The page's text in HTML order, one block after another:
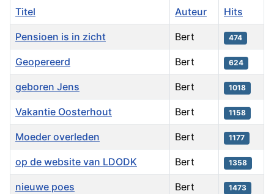
Titel Auteur Hits
Pensioen is in zicht Bert 474
Geopereerd Bert 624
geboren Jens Bert 1018
Vakantie Oosterhout Bert 1158
Moeder overleden Bert 1177
op de website van LDODK Bert 1358
nieuwe poes Bert 1473